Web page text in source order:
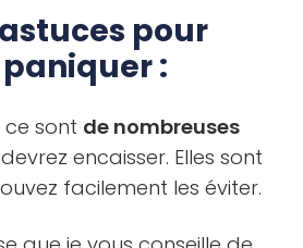
pour
:
ce sont de nombreuses
encaisser. Elles sont
facilement les éviter.